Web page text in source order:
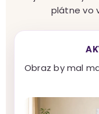
plátne vo
Obraz by mal